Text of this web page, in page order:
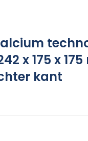
x 175 x
kant